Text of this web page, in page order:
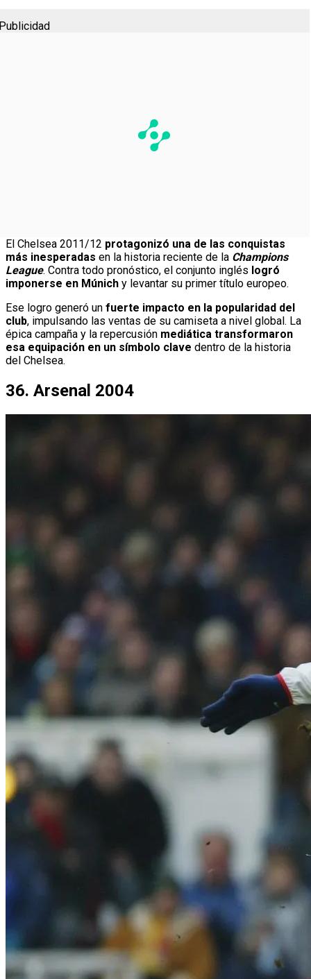
El Chelsea 2011/12 protagonizó una de las conquistas
más inesperadas en la historia reciente de la Champions
League. Contra todo pronóstico, el conjunto inglés logró
imponerse en Múnich y levantar su primer título europeo.
Ese logro generó un fuerte impacto en la popularidad del
club, impulsando las ventas de su camiseta a nivel global. La
épica campaña y la repercusión mediática transformaron
esa equipación en un símbolo clave dentro de la historia
del Chelsea.
36. Arsenal 2004